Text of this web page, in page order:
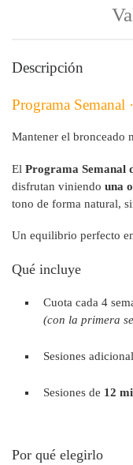
Descripción
Programa Semanal
Mantener el bronceado
El Programa Semanal
disfrutan viniendo una
tono de forma natural,
Un equilibrio perfecto
Qué incluye
Cuota cada 4
(con la primera
Sesiones
Sesiones de 12
Por qué elegirlo